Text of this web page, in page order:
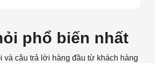
phổ biến nhất
và câu trả lời hàng đầu từ khách hàng